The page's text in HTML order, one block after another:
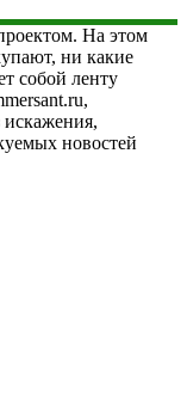
На этом
ни какие
собой ленту
новостей